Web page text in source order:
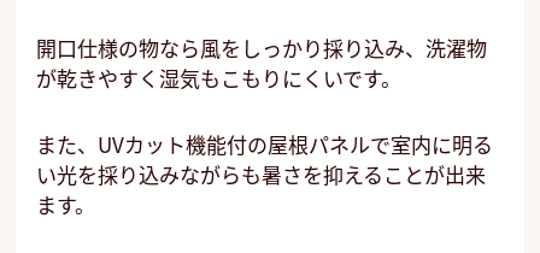
開口仕様の物なら風をしっかり採り込み、洗濯物
が乾きやすく湿気もこもりにくいです。
また、UVカット機能付の屋根パネルで室内に明る
い光を採り込みながらも暑さを抑えることが出来
ます。